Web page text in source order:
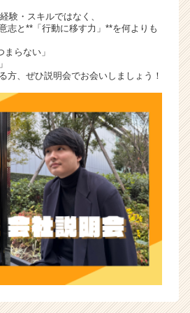
験・スキルではなく、
志と**「行動に移す力」**を何よりも
まらない」
方、ぜひ説明会でお会いしましょう！